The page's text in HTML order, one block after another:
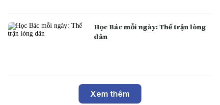
Học Bác mỗi ngày: Thế trận lòng
dân
Xem thêm